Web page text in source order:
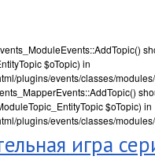
$oTopic) in
plugins/events/classes/
$oTopic) in
plugins/events/classes/
игра